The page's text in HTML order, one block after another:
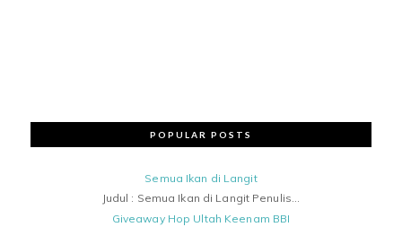
POPULAR POSTS
Semua Ikan di Langit
Judul : Semua Ikan di Langit Penulis...
Giveaway Hop Ultah Keenam BBI